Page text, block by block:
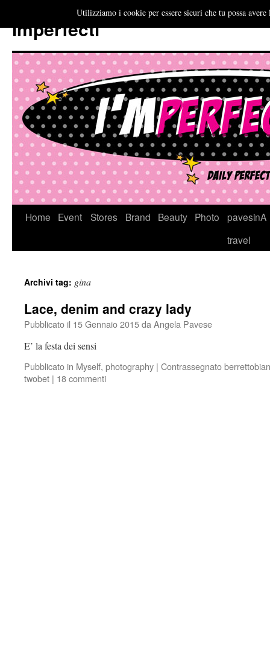
Imperfecti
VaiHome Event Stores Brand Beauty Photo
pavesinA
travel
Archivi tag: gina
Lace, denim and crazy lady
Pubblicato il 15 Gennaio 2015da Angela Pavese
E’ la festa dei sensi
Pubblicato in Myself, photography | Contrassegnato
twobet | 18 commenti
Utilizziamo i cookie per essere sicuri che tu possa